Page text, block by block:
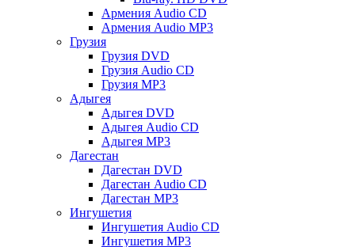
Армения Audio CD
Армения Audio MP3
Грузия
Грузия DVD
Грузия Audio CD
Грузия MP3
Адыгея
Адыгея DVD
Адыгея Audio CD
Адыгея MP3
Дагестан
Дагестан DVD
Дагестан Audio CD
Дагестан MP3
Ингушетия
Ингушетия Audio CD
Ингушетия MP3